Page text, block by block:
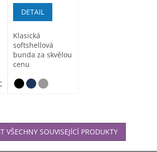
DETAIL
Klasická
softshellová
bunda za skvělou
cenu
VŠECHNY SOUVISEJÍCÍ PRODUKTY